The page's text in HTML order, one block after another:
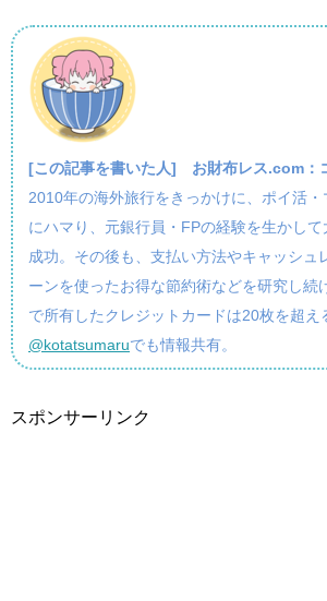
[この記事を書いた人] お財布レス.com：
2010年の海外旅行をきっかけに、ポイ活・
にハマり、元銀行員・FPの経験を生かし
成功。その後も、支払い方法やキャッシュ
ーンを使ったお得な節約術などを研究し続
で所有したクレジットカードは20枚を超え
@kotatsumaruでも情報共有。
スポンサーリンク